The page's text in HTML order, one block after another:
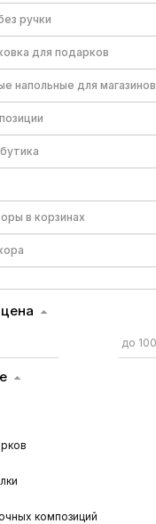
ручки
для подарков
напольные для магазинов
в корзинах
композиций